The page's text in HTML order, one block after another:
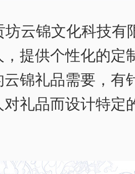
坊云锦文化科技有
提供个性化的定
锦礼品需要，有
礼品而设计特定